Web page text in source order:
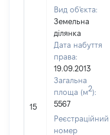
15
Вид об'єкта:
Земельна
ділянка
Дата набуття
права:
19.09.2013
Загальна
площа (м2):
5567
Реєстраційний
номер